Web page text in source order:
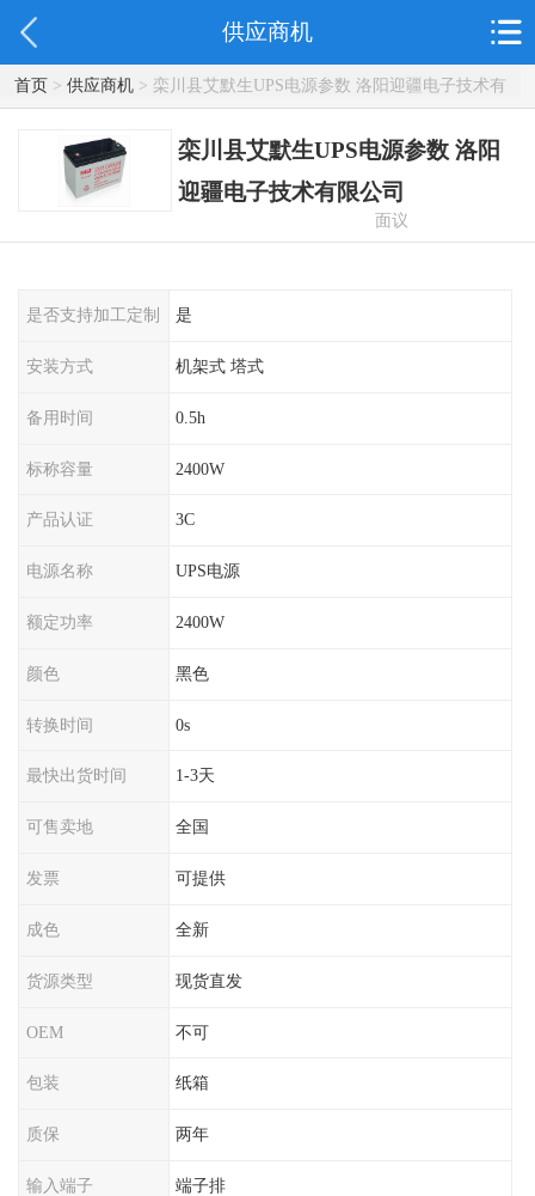
供应商机
首页> 供应商机> 栾川县艾默生UPS电源参数 洛阳迎疆电子技术有
限公司
栾川县艾默生UPS电源参数 洛阳
迎疆电子技术有限公司
面议
是否支持加工定制 是
安装方式 机架式 塔式
备用时间 0.5h
标称容量 2400W
产品认证 3C
电源名称 UPS电源
额定功率 2400W
颜色 黑色
转换时间 0s
最快出货时间 1-3天
可售卖地 全国
发票 可提供
成色 全新
货源类型 现货直发
OEM 不可
包装 纸箱
质保 两年
输入端子 端子排